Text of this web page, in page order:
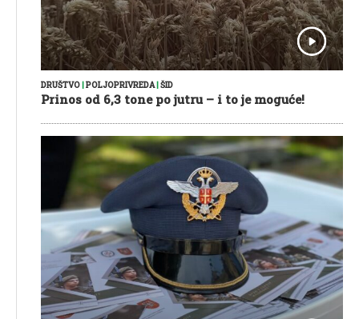
DRUŠTVO POLJOPRIVREDA| ŠID
Prinos od 6,3 tone po jutru – i to je moguće!